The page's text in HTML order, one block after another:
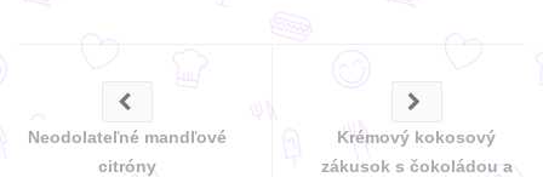
Neodolateľné mandľové
citróny
Krémový kokosový
zákusok s čokoládou a